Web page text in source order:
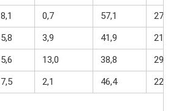
8,1 0,7 57,1
274
5,8 3,9 41,9
215
5,6 13,0 38,8
296
7,5 2,1 46,4 227